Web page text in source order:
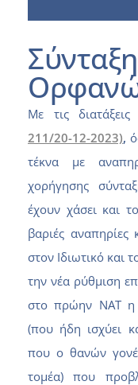
Με τις
211/20-12-2023),
τέκνα με
χορήγησης
έχουν χάσει και
βαριές αναπηρίες
στον Ιδιωτικό και
την νέα ρύθμιση
στο πρώην ΝΑΤ η
(που ήδη ισχύει
που ο θανών
τομέα) που